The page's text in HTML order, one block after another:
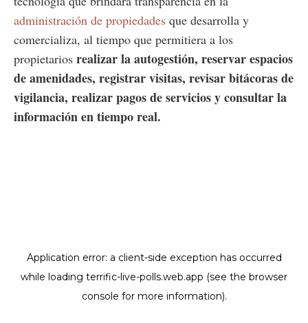
administración de propiedades que desarrolla y
comercializa, al tiempo que permitiera a los
propietarios realizar la autogestión, reservar espacios
de amenidades, registrar visitas, revisar bitácoras de
vigilancia, realizar pagos de servicios y consultar la
información en tiempo real.